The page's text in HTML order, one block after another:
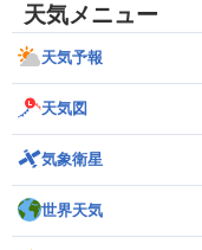
天気メニュー
天気予報
天気図
気象衛星
世界天気